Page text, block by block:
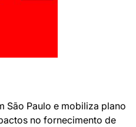
São Paulo e mobiliza plano
no fornecimento de